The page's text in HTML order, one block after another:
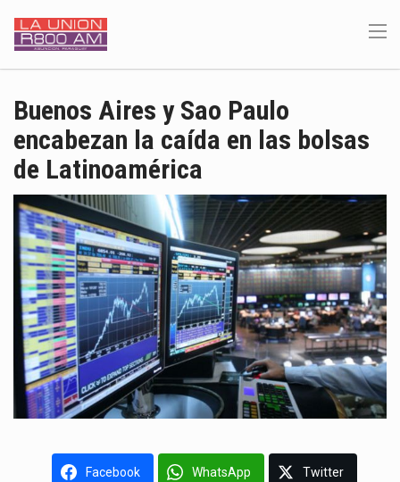
Buenos Aires y Sao Paulo
encabezan la caída en las bolsas
de Latinoamérica
Facebook WhatsApp Twitter